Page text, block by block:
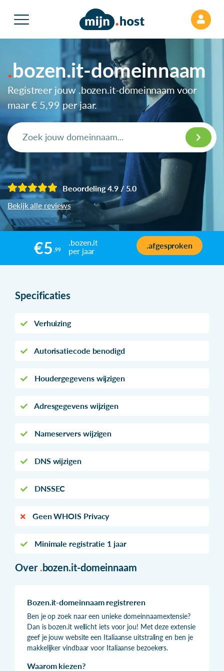
bozen.it-domeinnaam
Registreer jouw .bozen.it-domeinnaam voor
maar € 5,99 per jaar.
Beoordeling 4.9 / 5.0
Bekijk alle reviews
€5 ,99
.bozen.it
per jaar
.afgesproken
Specificaties
Verhuizing
Autorisatiecode benodigd
Houdergegevens wijzigen
Adresgegevens wijzigen
Nameservers wijzigen
DNS wijzigen
DNSSEC
Geen WHOIS Privacy
Minimale registratie 1 jaar
Over .bozen.it-domeinnaam
Bozen.it-domeinnaam registreren
Ben je op zoek naar een unieke domeinnaamextensie?
Dan is bozen.it wellicht iets voor jou! Met deze extensie
geef je jouw website een Italiaanse uitstraling en ben je
makkelijker vindbaar voor Italiaanse bezoekers.
Waarom kiezen?